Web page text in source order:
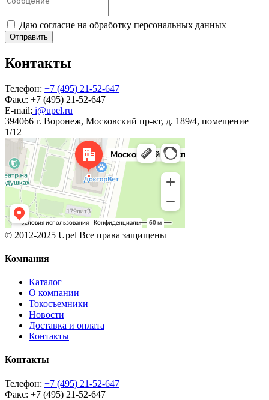
Даю согласие на обработку персональных данных
Отправить
Контакты
Телефон: +7 (495) 21-52-647
Факс: +7 (495) 21-52-647
E-mail: i@upel.ru
394066 г. Воронеж, Московский пр-кт, д. 189/4, помещение
1/12
© 2012-2025 Upel Все права защищены
Компания
Каталог
О компании
Токосъемники
Новости
Доставка и оплата
Контакты
Контакты
Телефон: +7 (495) 21-52-647
Факс: +7 (495) 21-52-647